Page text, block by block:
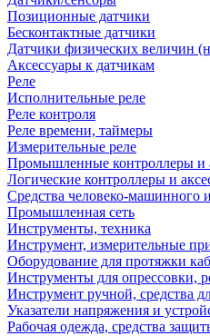
Позиционные датчики
Бесконтактные датчики
Датчики физических величин
Аксессуары к датчикам
Реле
Исполнительные реле
Реле контроля
Реле времени, таймеры
Измерительные реле
Промышленные контроллеры и
Логические контроллеры и
Средства человеко-машинного
Промышленная сеть
Инструменты, техника
Инструмент, измерительные
Оборудование для протяжки
Инструменты для опрессовки,
Инструмент ручной, средства
Указатели напряжения и
Рабочая одежда, средства